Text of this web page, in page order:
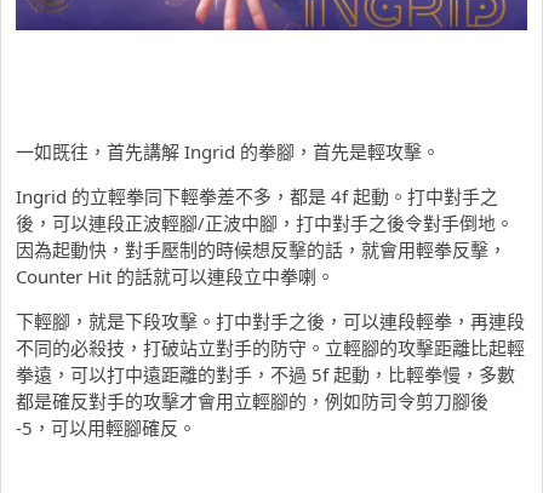
一如既往，首先講解 Ingrid 的拳腳，首先是輕攻擊。
Ingrid 的立輕拳同下輕拳差不多，都是 4f 起動。打中對手之
後，可以連段正波輕腳/正波中腳，打中對手之後令對手倒地。
因為起動快，對手壓制的時候想反擊的話，就會用輕拳反擊，
Counter Hit 的話就可以連段立中拳喇。
下輕腳，就是下段攻擊。打中對手之後，可以連段輕拳，再連段
不同的必殺技，打破站立對手的防守。立輕腳的攻擊距離比起輕
拳遠，可以打中遠距離的對手，不過 5f 起動，比輕拳慢，多數
都是確反對手的攻擊才會用立輕腳的，例如防司令剪刀腳後
-5，可以用輕腳確反。